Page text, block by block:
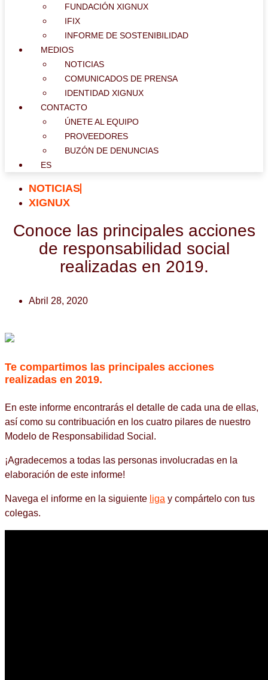
FUNDACIÓN XIGNUX
IFIX
INFORME DE SOSTENIBILIDAD
MEDIOS
NOTICIAS
COMUNICADOS DE PRENSA
IDENTIDAD XIGNUX
CONTACTO
ÚNETE AL EQUIPO
PROVEEDORES
BUZÓN DE DENUNCIAS
ES
NOTICIAS
XIGNUX
Conoce las principales acciones
de responsabilidad social
realizadas en 2019.
Abril 28, 2020
Te compartimos las principales acciones
realizadas en 2019.
En este informe encontrarás el detalle de cada una de ellas,
así como su contribuación en los cuatro pilares de nuestro
Modelo de Responsabilidad Social.
¡Agradecemos a todas las personas involucradas en la
elaboración de este informe!
Navega el informe en la siguiente liga y compártelo con tus
colegas.